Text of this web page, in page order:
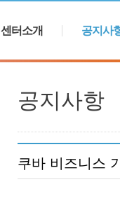
센터소개 공지사
공지사항
쿠바 비즈니스